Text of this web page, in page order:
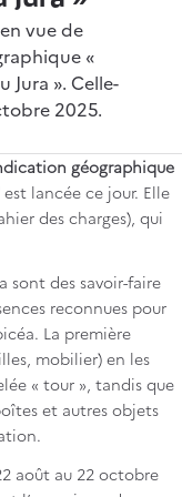
vue de
«
». Celle-
2025.
géographique
est lancée ce jour. Elle
des charges), qui
sont des savoir-faire
reconnues pour
La première
mobilier) en les
« tour », tandis que
et autres objets
août au 22 octobre